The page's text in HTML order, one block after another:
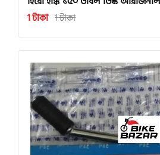
1 টাকা 1 টাকা